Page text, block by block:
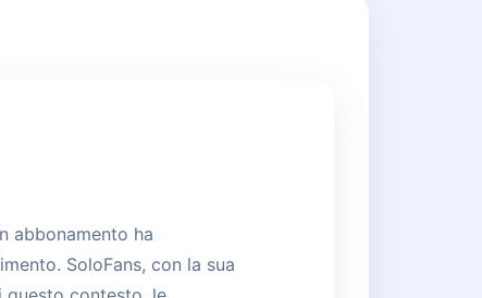
abbonamento ha
SoloFans, con la sua